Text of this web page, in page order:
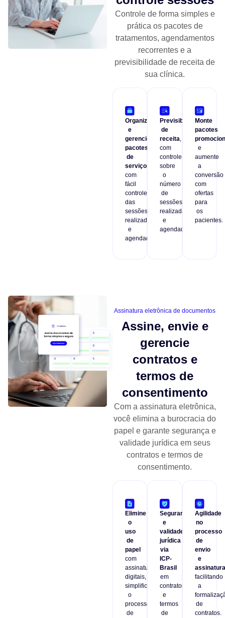
Controle de forma simples e
prática os pacotes de
tratamentos, agendamentos
recorrentes e a
previsibilidade de receita de
sua clínica.
Organize
e
gerencie
pacotes
de
serviços
com
fácil
controle
das
sessões
realizadas
e
agendadas.
Previsibilidade
de
receita,
com
controle
sobre
o
número
de
sessões
realizadas
e
agendadas.
Monte
pacotes
e
aumente
a
conversão
com
ofertas
para
os
pacientes.
Assinatura eletrônica de documentos
Assine, envie e
gerencie
contratos e
termos de
consentimento
Com a assinatura eletrônica,
você elimina a burocracia do
papel e garante segurança e
validade jurídica em seus
contratos e termos de
consentimento.
Elimine
o
uso
de
papel
com
assinaturas
digitais,
simplificando
o
processo
de
Segurança
e
validade
jurídica
via
ICP-
Brasil
em
contratos
e
termos
de
Agilidade
no
processo
de
envio
e
assinatura
facilitando
a
de
contratos.